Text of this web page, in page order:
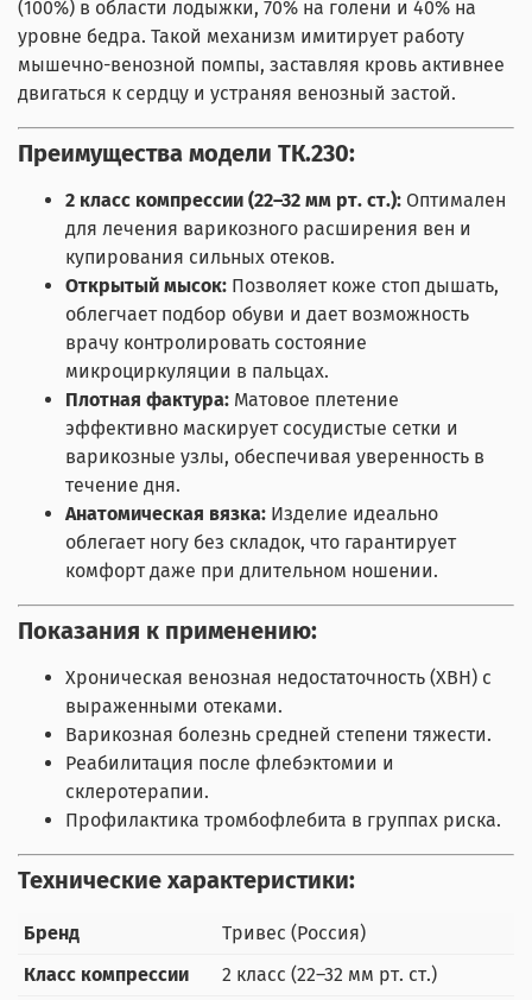
(100%) в области лодыжки, 70% на голени и 40% на
уровне бедра. Такой механизм имитирует работу
мышечно-венозной помпы, заставляя кровь активнее
двигаться к сердцу и устраняя венозный застой.
Преимущества модели ТК.230:
2 класс компрессии (22–32 мм рт. ст.): Оптимален
для лечения варикозного расширения вен и
купирования сильных отеков.
Открытый мысок: Позволяет коже стоп дышать,
облегчает подбор обуви и дает возможность
врачу контролировать состояние
микроциркуляции в пальцах.
Плотная фактура: Матовое плетение
эффективно маскирует сосудистые сетки и
варикозные узлы, обеспечивая уверенность в
течение дня.
Анатомическая вязка: Изделие идеально
облегает ногу без складок, что гарантирует
комфорт даже при длительном ношении.
Показания к применению:
Хроническая венозная недостаточность (ХВН) с
выраженными отеками.
Варикозная болезнь средней степени тяжести.
Реабилитация после флебэктомии и
склеротерапии.
Профилактика тромбофлебита в группах риска.
Технические характеристики:
Бренд
Тривес (Россия)
Класс компрессии
2 класс (22–32 мм рт. ст.)